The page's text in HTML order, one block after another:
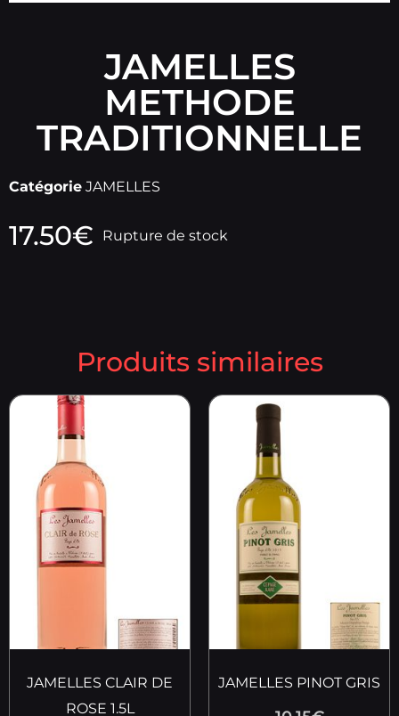
JAMELLES
METHODE
TRADITIONNELLE
Catégorie JAMELLES
17.50€ Rupture de stock
Produits similaires
JAMELLES CLAIR DE
ROSE 1.5L
JAMELLES PINOT GRIS